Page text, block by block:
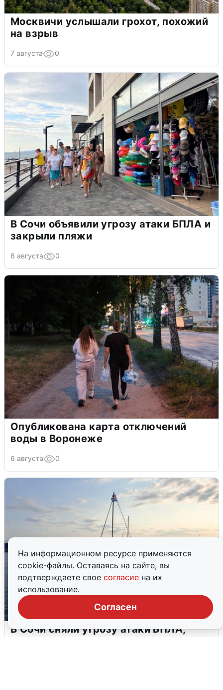
На информационном ресурсе применяются
cookie-файлы. Оставаясь на сайте, вы
подтверждаете свое согласие на их
использование.
Согласен
Москвичи услышали грохот, похожий
на взрыв
7 августа 0
В Сочи объявили угрозу атаки БПЛА и
закрыли пляжи
6 августа 0
Опубликована карта отключений
воды в Воронеже
6 августа 0
В Сочи сняли угрозу атаки БПЛА,